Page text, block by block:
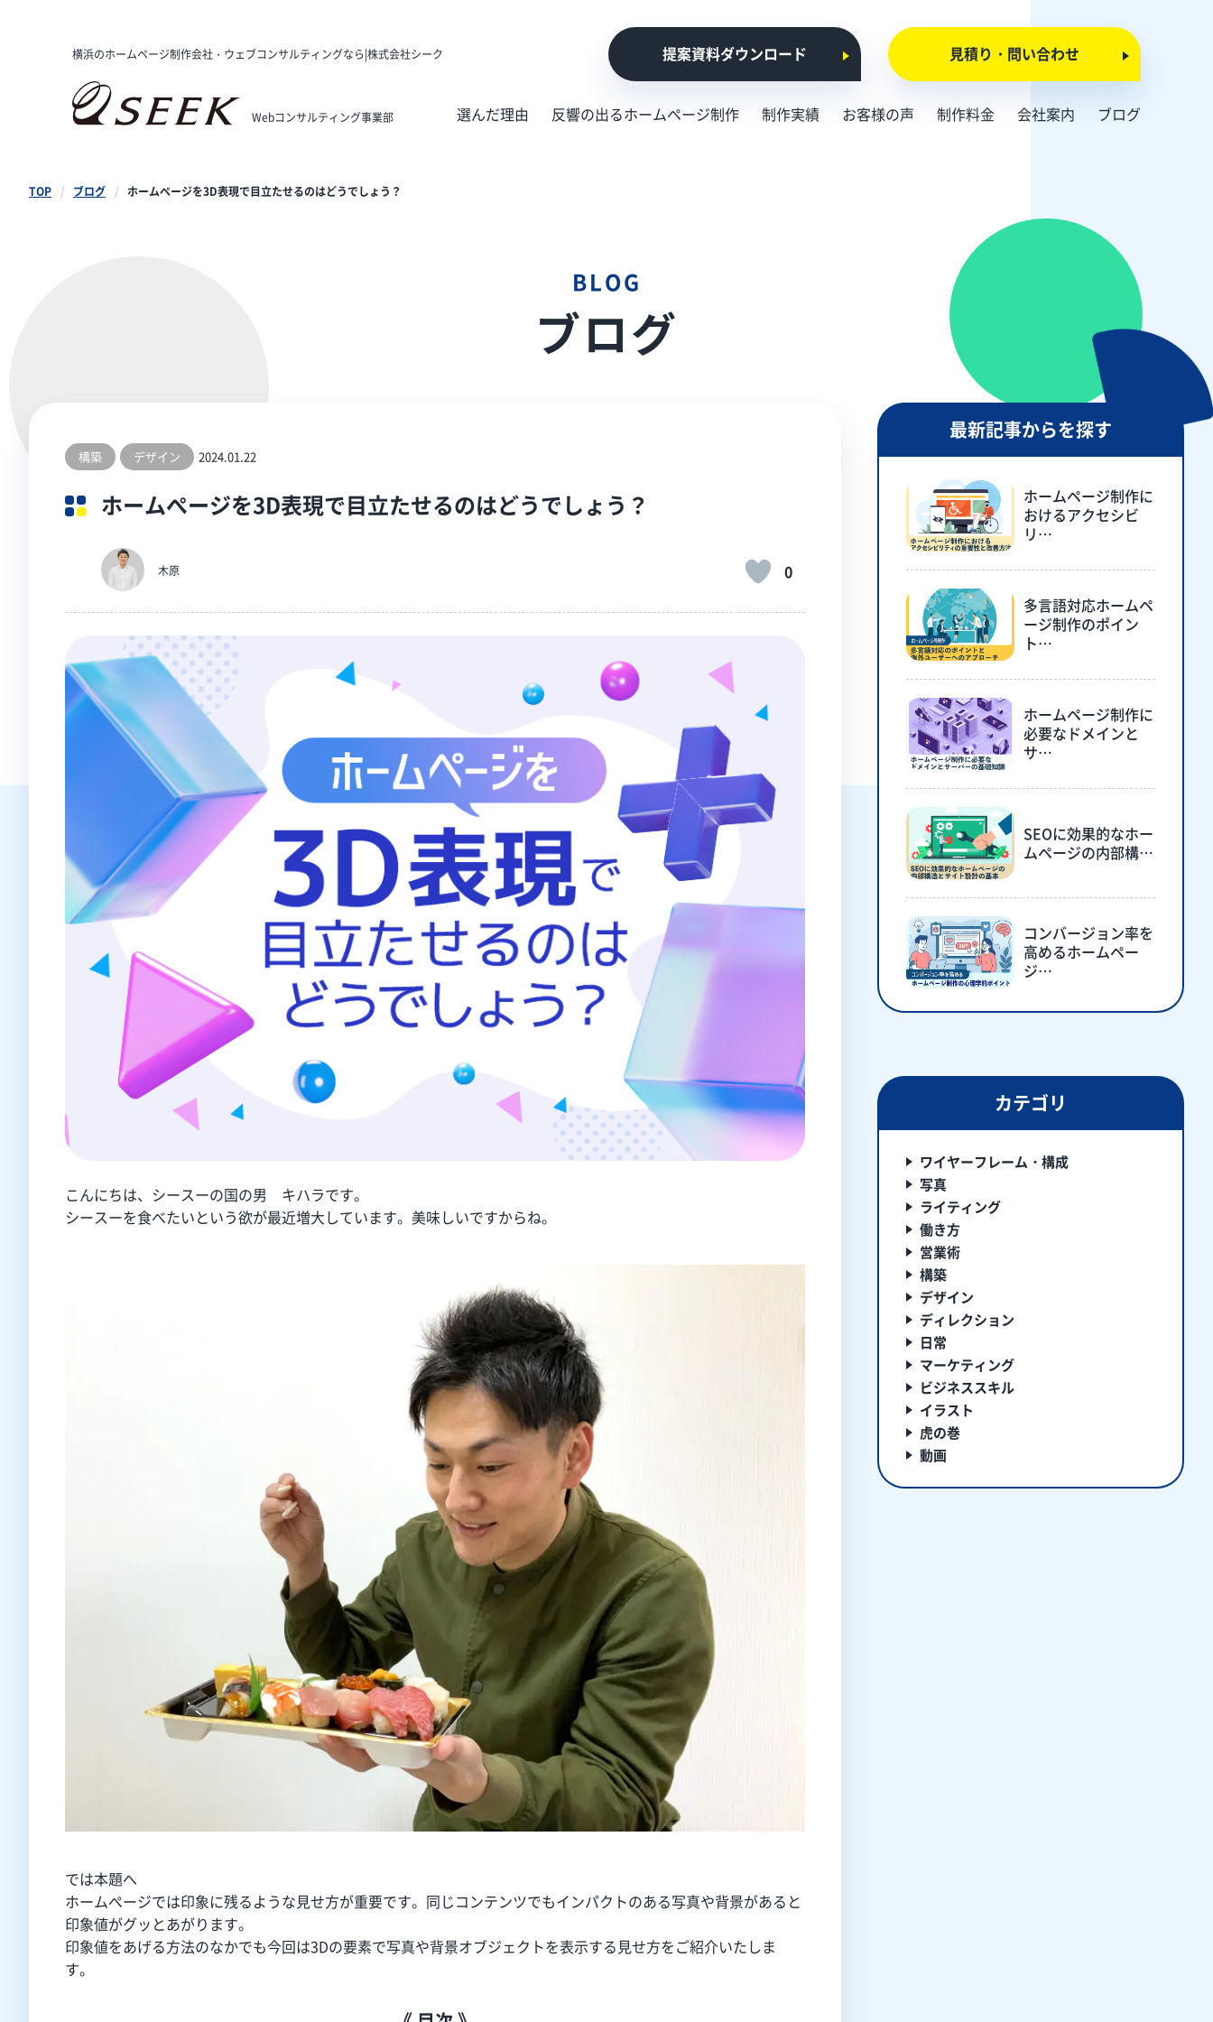
横浜のホームページ制作会社・ウェブコンサルティングなら|株式会社シーク 提案資料ダウンロード 見積り・問い合わせ
Webコンサルティング事業部 選んだ理由 反響の出るホームページ制作 制作実績 お客様の声 制作料金
会社案内
ブログ
TOP ブログ ホームぺージを3D表現で目立たせるのはどうでしょう？
BLOG
ブログ
構築 デザイン 2024.01.22
ホームぺージを3D表現で目立たせるのはどうでしょう？
木原 0
こんにちは、シースーの国の男 キハラです。
シースーを食べたいという欲が最近増大しています。美味しいですからね。
では本題へ
ホームぺージでは印象に残るような見せ方が重要です。同じコンテンツでもインパクトのある写真や背景があると
印象値がグッとあがります。
印象値をあげる方法のなかでも今回は3Dの要素で写真や背景オブジェクトを表示する見せ方をご紹介いたしま
す。
最新記事からを探す
ホームページ制作に
おけるアクセシビ
リ…
多言語対応ホームペ
ージ制作のポイン
ト…
ホームページ制作に
必要なドメインと
サ…
SEOに効果的なホー
ムページの内部構…
コンバージョン率を
高めるホームペー
ジ…
カテゴリ
ワイヤーフレーム・構成
写真
ライティング
働き方
営業術
構築
デザイン
ディレクション
日常
マーケティング
ビジネススキル
イラスト
虎の巻
動画